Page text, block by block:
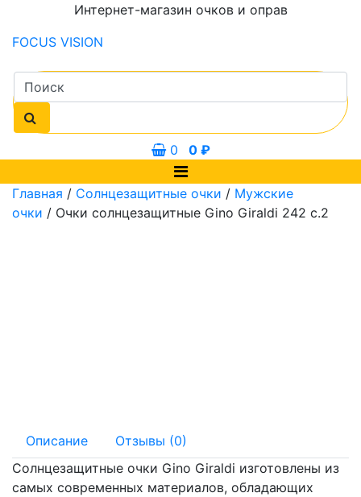
Интернет-магазин очков и оправ
FOCUS VISION
0 0 ₽
Главная / Солнцезащитные очки / Мужские
очки / Очки солнцезащитные Gino Giraldi 242 с.2
Описание
Отзывы (0)
Солнцезащитные очки Gino Giraldi изготовлены из
самых современных материалов, обладающих